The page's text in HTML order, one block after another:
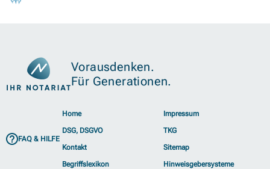
Zurück zur Startseite der Österreichischen Notariatskammer.
Vorausdenken.
Für Generationen.
Zusätzliche Verlinkungen
FAQ & HILFE
Quicklinks
Home
Impressum
DSG, DSGVO
TKG
Kontakt
Sitemap
Begriffslexikon
Hinweisgebersysteme